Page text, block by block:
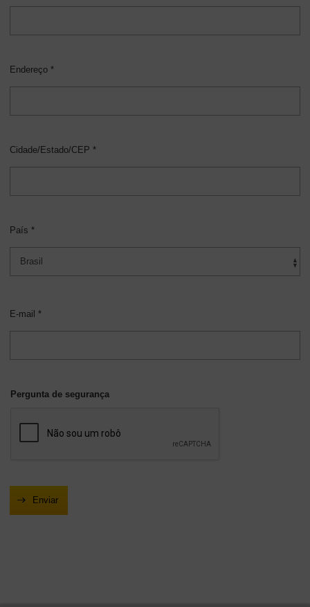
Endereço *
Cidade/Estado/CEP *
País *
E-mail *
Pergunta de segurança